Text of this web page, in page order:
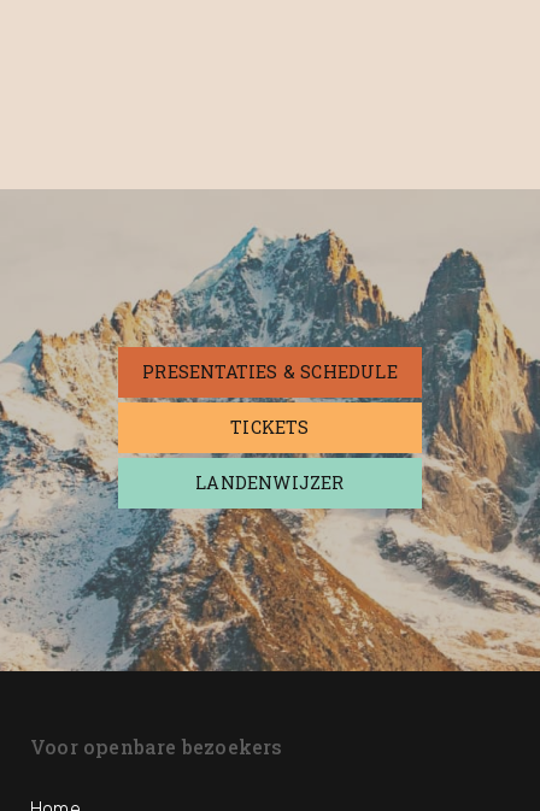
PRESENTATIES & SCHEDULE
TICKETS
LANDENWIJZER
Voor openbare bezoekers